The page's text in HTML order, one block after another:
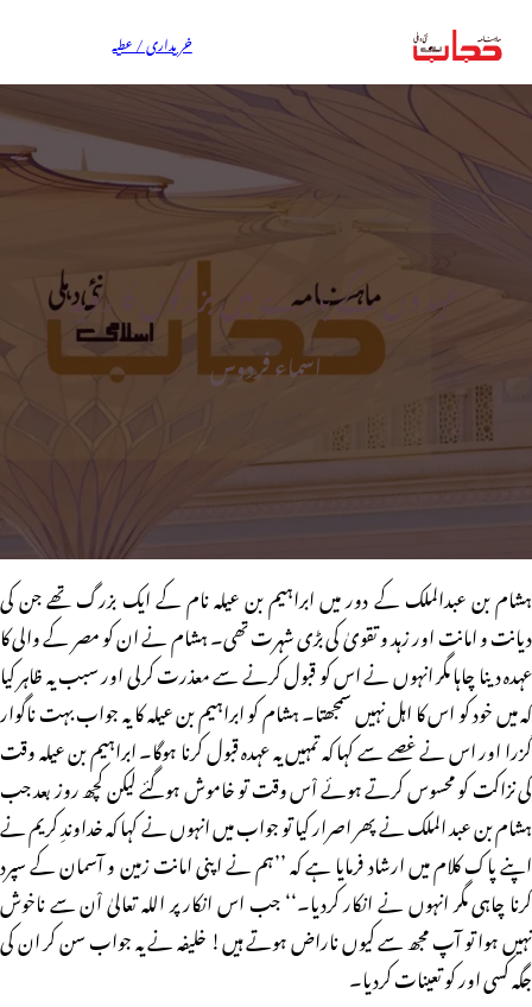
خریداری / عطیہ
عہدوں کے بارے میں بزرگوں کا رویہ
اسماء فردوس
ہشام بن عبدالملک کے دور میں ابراہیم بن عیلہ نام کے ایک بزرگ تھے جن کی
دیانت و امانت اور زہد و تقویٰ کی بڑی شہرت تھی۔ ہشام نے ان کو مصر کے والی کا
عہدہ دینا چاہا مگر انہوں نے اس کو قبول کرنے سے معذرت کرلی اور سبب یہ ظاہر کیا
کہ میں خود کو اس کا اہل نہیں سمجھتا۔ ہشام کو ابراہیم بن عیلہ کا یہ جواب بہت ناگوار
گزرا اور اس نے غصے سے کہا کہ تمہیں یہ عہدہ قبول کرنا ہوگا۔ ابراہیم بن عیلہ وقت
کی نزاکت کو محسوس کرتے ہوئے اْس وقت تو خاموش ہوگئے لیکن کچھ روز بعد جب
ہشام بن عبد الملک نے پھر اصرار کیا تو جواب میں انہوں نے کہا کہ خداوندِ کریم نے
اپنے پاک کلام میں ارشاد فرمایا ہے کہ ’’ہم نے اپنی امانت زمین و آسمان کے سپرد
کرنا چاہی مگر انہوں نے انکار کردیا۔‘‘ جب اس انکار پر اللہ تعالیٰ اْن سے ناخوش
نہیں ہوا تو آپ مجھ سے کیوں ناراض ہوتے ہیں! خلیفہ نے یہ جواب سن کر ان کی
جگہ کسی اور کو تعینات کردیا۔